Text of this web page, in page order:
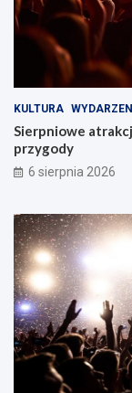
KULTURA
Sierpniowe
przygody
6 sierpnia 2026